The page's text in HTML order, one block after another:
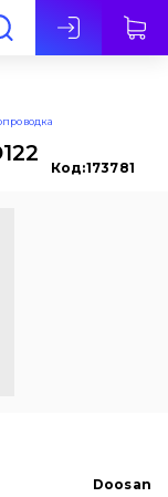
Код:173781
Doosan